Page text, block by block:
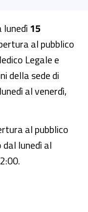
lunedì15
al pubblico
Legale e
della sede di
al venerdì,
al pubblico
dal lunedì al